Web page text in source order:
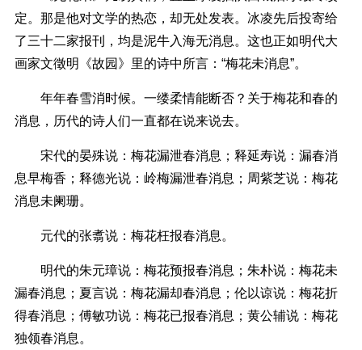
定。那是他对文学的热恋，却无处发表。冰凌先后投寄给
了三十二家报刊，均是泥牛入海无消息。这也正如明代大
画家文徵明《故园》里的诗中所言：“梅花未消息”。
年年春雪消时候。一缕柔情能断否？关于梅花和春的
消息，历代的诗人们一直都在说来说去。
宋代的晏殊说：梅花漏泄春消息；释延寿说：漏春消
息早梅香；释德光说：岭梅漏泄春消息；周紫芝说：梅花
消息未阑珊。
元代的张翥说：梅花枉报春消息。
明代的朱元璋说：梅花预报春消息；朱朴说：梅花未
漏春消息；夏言说：梅花漏却春消息；伦以谅说：梅花折
得春消息；傅敏功说：梅花已报春消息；黄公辅说：梅花
独领春消息。